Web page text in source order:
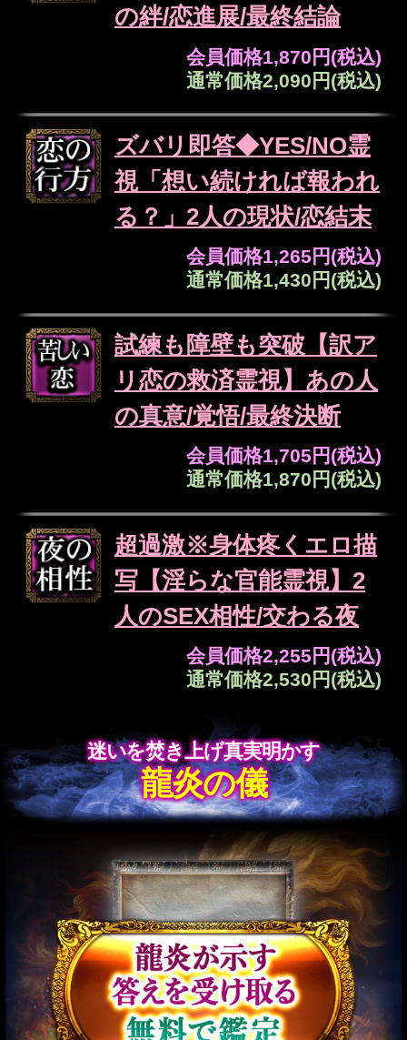
※姓と名は、それぞれ全角5文字以内で
「ひらがな」、「カタカナ」、「漢
（必須）
あの人の性別は、あなたと逆の性別が
入力した情報を記録しますか？
記録する
※次のページは無料でご利用いただけま
（「一部無料で鑑定する」をタップする
と、鑑定結果の一部を無料でご覧になれ
ます）
いただいた情報を、占いサービスを提供す
るためにのみ使用し、情報の蓄積を行った
り、他の目的で使用することはありませ
ん。ご利用の際は、当社「個人情報保護方
針」に同意の上、必要事項をご入力くださ
い。
全バレ不可避※心の奥ま
の人の欲望/嫉妬/愛情
会員価格2,530円(税込)
通常価格2,860円(税込)
募る想い報われる【積年
片想い⇒卒業霊視】2人
の絆/恋進展/最終結論
会員価格1,870円(税込)
通常価格2,090円(税込)
超過激※身体疼くエロ描
写【淫らな官能霊視】2
人のSEX相性/交わる夜